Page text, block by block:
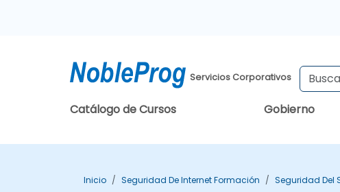
Servicios Corporativos
Catálogo de Cursos Gobierno
Inicio Seguridad De Internet Formación Seguridad Del